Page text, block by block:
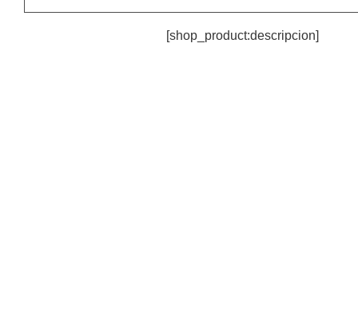
[shop_product:descripcion]